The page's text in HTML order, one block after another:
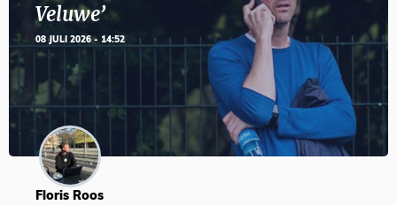
Veluwe’
08 JULI 2026 - 14:52
Floris Roos